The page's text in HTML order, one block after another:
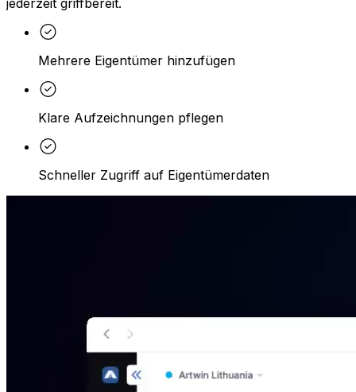
jederzeit griffbereit.
Mehrere Eigentümer hinzufügen
Klare Aufzeichnungen pflegen
Schneller Zugriff auf Eigentümerdaten